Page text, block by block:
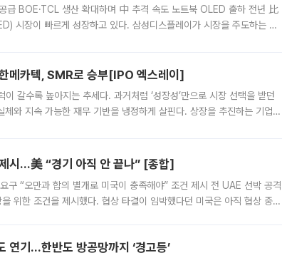
BOE·TCL 생산 확대하며 中 추격 속도 노트북 OLED 출하 전년 比
시장이 빠르게 성장하고 있다. 삼성디스플레이가 시장을 주도하는 가
메카텍, SMR로 승부[IPO 엑스레이]
갈수록 높아지는 추세다. 과거처럼 ‘성장성’만으로 시장 선택을 받던
와 지속 가능한 재무 기반을 냉정하게 살핀다. 상장을 추진하는 기업들
시…美 “경기 아직 안 끝나” [종합]
구 “오만과 합의 별개로 미국이 충족해야” 조건 제시 전 UAE 선박 공격
위한 조건을 제시했다. 협상 타결이 임박했다던 미국은 아직 협상 중이
연기…한반도 방공망까지 ‘경고등’